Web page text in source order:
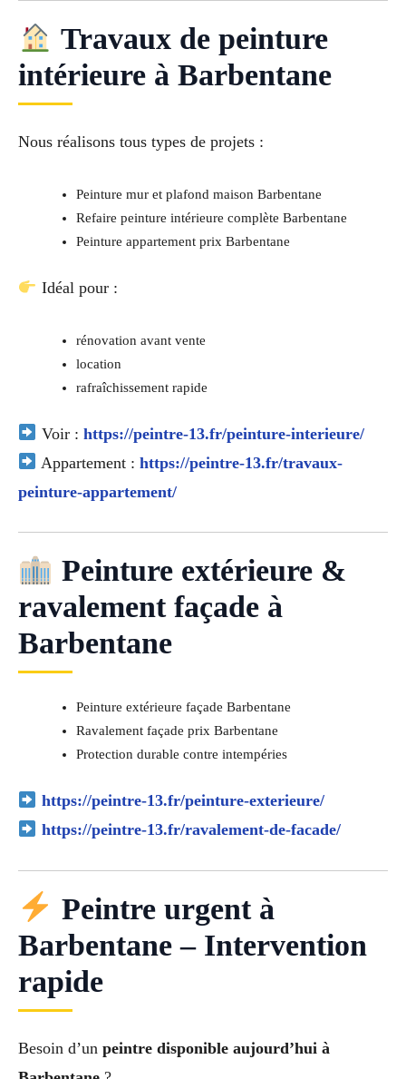
Travaux de peinture
intérieure à Barbentane
Nous réalisons tous types de projets :
Peinture mur et plafond maison Barbentane
Refaire peinture intérieure complète Barbentane
Peinture appartement prix Barbentane
Idéal pour :
rénovation avant vente
location
rafraîchissement rapide
Voir : https://peintre-13.fr/peinture-interieure/
Appartement : https://peintre-13.fr/travaux-
peinture-appartement/
Peinture extérieure &
ravalement façade à
Barbentane
Peinture extérieure façade Barbentane
Ravalement façade prix Barbentane
Protection durable contre intempéries
https://peintre-13.fr/peinture-exterieure/
https://peintre-13.fr/ravalement-de-facade/
Peintre urgent à
Barbentane – Intervention
rapide
Besoin d’un peintre disponible aujourd’hui à